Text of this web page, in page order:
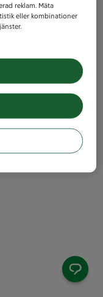
reklam. Mäta
eller kombinationer